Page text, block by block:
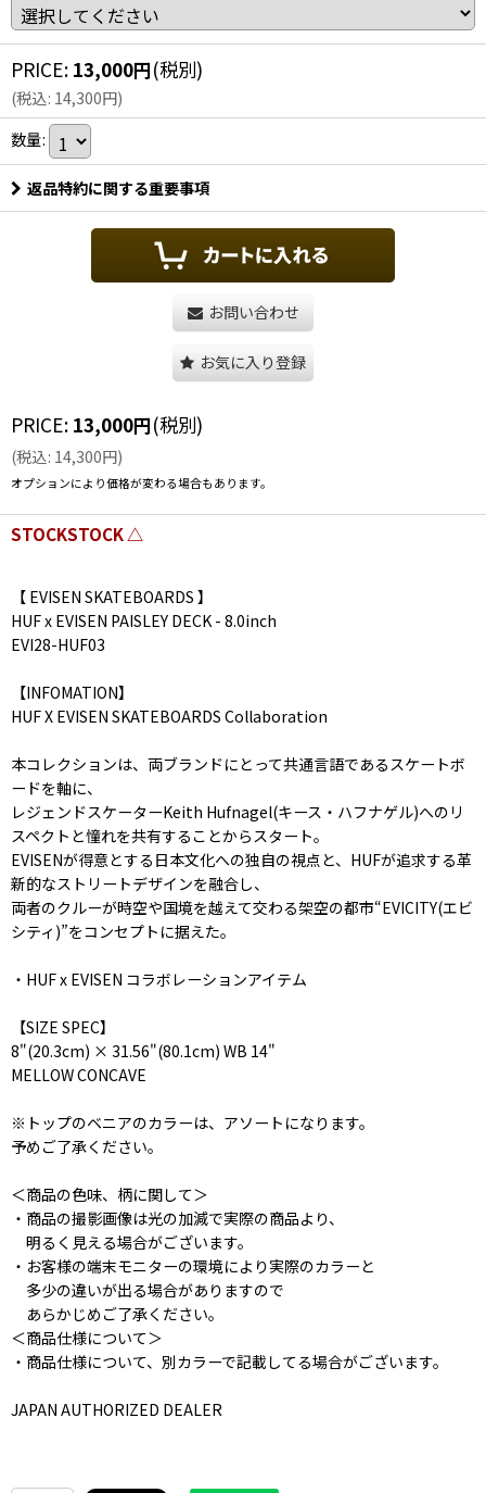
PRICE: 13,000円(税別)
(税込: 14,300円)
数量:
返品特約に関する重要事項
お問い合わせ
お気に入り登録
PRICE: 13,000円(税別)
(税込: 14,300円)
オプションにより価格が変わる場合もあります。
STOCKSTOCK △
【 EVISEN SKATEBOARDS 】
HUF x EVISEN PAISLEY DECK - 8.0inch
EVI28-HUF03
【INFOMATION】
HUF X EVISEN SKATEBOARDS Collaboration
本コレクションは、両ブランドにとって共通言語であるスケートボ
ードを軸に、
レジェンドスケーターKeith Hufnagel(キース・ハフナゲル)へのリ
スペクトと憧れを共有することからスタート。
EVISENが得意とする日本文化への独自の視点と、HUFが追求する革
新的なストリートデザインを融合し、
両者のクルーが時空や国境を越えて交わる架空の都市“EVICITY(エビ
シティ)”をコンセプトに据えた。
・HUF x EVISEN コラボレーションアイテム
【SIZE SPEC】
8"(20.3cm) × 31.56"(80.1cm) WB 14"
MELLOW CONCAVE
※トップのベニアのカラーは、アソートになります。
予めご了承ください。
＜商品の色味、柄に関して＞
・商品の撮影画像は光の加減で実際の商品より、
明るく見える場合がございます。
・お客様の端末モニターの環境により実際のカラーと
多少の違いが出る場合がありますので
あらかじめご了承ください。
＜商品仕様について＞
・商品仕様について、別カラーで記載してる場合がございます。
JAPAN AUTHORIZED DEALER